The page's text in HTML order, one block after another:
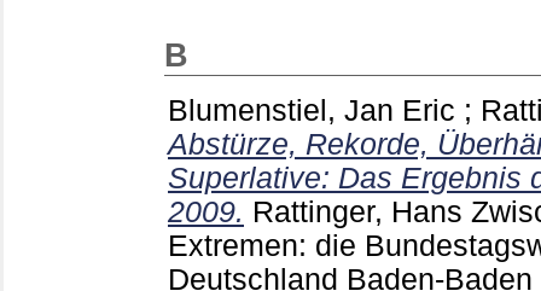
B
Blumenstiel, Jan Eric ;
Abstürze, Rekorde,
Superlative: Das Ergebnis
2009. Rattinger, Hans
Extremen: die
Deutschland Baden-Baden